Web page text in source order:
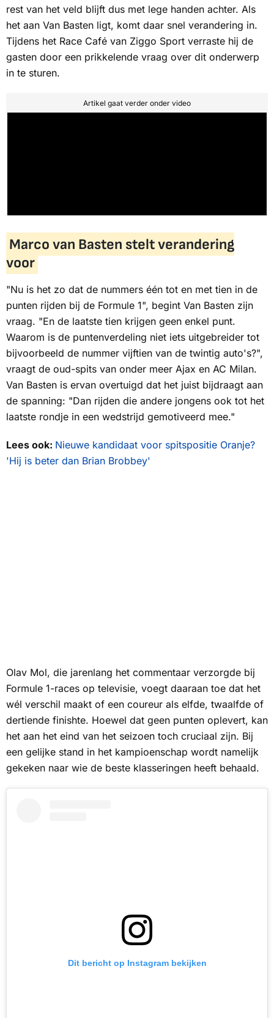
rest van het veld blijft dus met lege handen achter. Als
het aan Van Basten ligt, komt daar snel verandering in.
Tijdens het Race Café van Ziggo Sport verraste hij de
gasten door een prikkelende vraag over dit onderwerp
in te sturen.
Artikel gaat verder onder video
Marco van Basten stelt verandering
voor
"Nu is het zo dat de nummers één tot en met tien in de
punten rijden bij de Formule 1", begint Van Basten zijn
vraag. "En de laatste tien krijgen geen enkel punt.
Waarom is de puntenverdeling niet iets uitgebreider tot
bijvoorbeeld de nummer vijftien van de twintig auto's?",
vraagt de oud-spits van onder meer Ajax en AC Milan.
Van Basten is ervan overtuigd dat het juist bijdraagt aan
de spanning: "Dan rijden die andere jongens ook tot het
laatste rondje in een wedstrijd gemotiveerd mee."
Lees ook: Nieuwe kandidaat voor spitspositie Oranje?
'Hij is beter dan Brian Brobbey'
Olav Mol, die jarenlang het commentaar verzorgde bij
Formule 1-races op televisie, voegt daaraan toe dat het
wél verschil maakt of een coureur als elfde, twaalfde of
dertiende finishte. Hoewel dat geen punten oplevert, kan
het aan het eind van het seizoen toch cruciaal zijn. Bij
een gelijke stand in het kampioenschap wordt namelijk
gekeken naar wie de beste klasseringen heeft behaald.
Dit bericht op Instagram bekijken